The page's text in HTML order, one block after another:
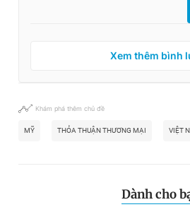
Xem thêm bình
Khám phá thêm chủ đề
MỸ THỎA THUẬN THƯƠNG MẠI VIỆT